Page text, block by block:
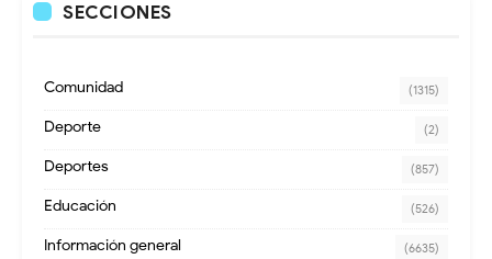
SECCIONES
Comunidad (1315)
Deporte (2)
Deportes (857)
Educación (526)
Información general (6635)